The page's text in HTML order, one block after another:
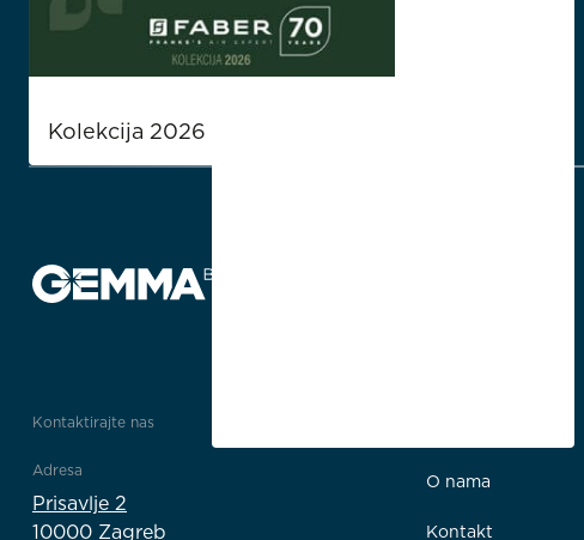
Kolekcija 2026
Kontaktirajte nas
Adresa
Prisavlje 2
10000 Zagreb
O nama
Kontakt